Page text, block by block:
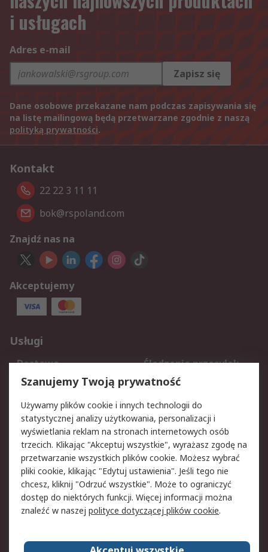
i usługach
Adres e-mail
Zapisz się
Dane osobowe przekazane nam podczas zapisywania się
na listę mailingową będą przetwarzane zgodnie z naszą
polityką prywatności.
Kontakt
22 22 3 11 11
bok@rspoland.com
Znajdź nas na
Akceptujemy
Usługi
Dostawa
Śledzenie przesyłek
Reklamacje i zwroty
Rejestracja
Aspekty prawne
Bezpieczeństwo e-
maila
Polityka dotycząca
plików cookie
Polityka prywatności
Użytkowanie witryny
Zastrzeżenia prawne
Warunki Sprzedaży
Szanujemy Twoją prywatność
Używamy plików cookie i innych technologii do
statystycznej analizy użytkowania, personalizacji i
wyświetlania reklam na stronach internetowych osób
trzecich. Klikając "Akceptuj wszystkie", wyrażasz zgodę na
przetwarzanie wszystkich plików cookie. Możesz wybrać
pliki cookie, klikając "Edytuj ustawienia". Jeśli tego nie
chcesz, kliknij "Odrzuć wszystkie". Może to ograniczyć
dostęp do niektórych funkcji. Więcej informacji można
znaleźć w naszej polityce dotyczącej plików cookie.